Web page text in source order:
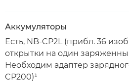
Аккумуляторы
Есть, NB-CP2L (прибл. 36
открытки на один
Необходим адаптер
CP200)¹